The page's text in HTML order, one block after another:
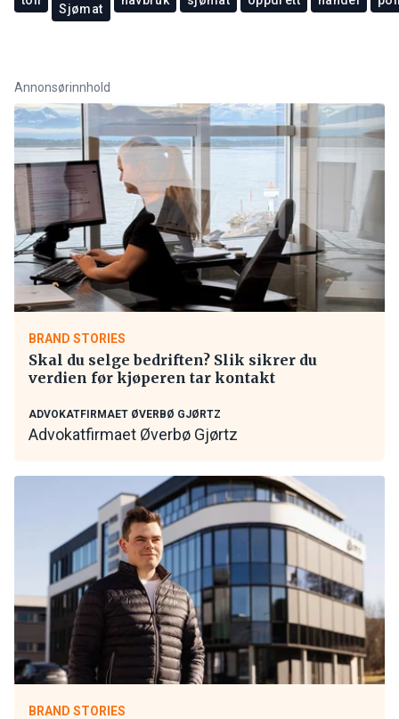
Sjømat
Annonsørinnhold
BRAND STORIES
Skal du selge bedriften? Slik sikrer du
verdien før kjøperen tar kontakt
ADVOKATFIRMAET ØVERBØ GJØRTZ
Advokatfirmaet Øverbø Gjørtz
BRAND STORIES